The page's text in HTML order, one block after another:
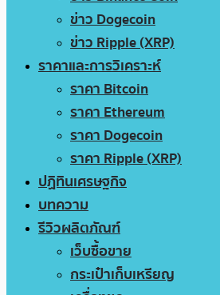
ข่าว Dogecoin
ข่าว Ripple (XRP)
ราคาและการวิเคราะห์
ราคา Bitcoin
ราคา Ethereum
ราคา Dogecoin
ราคา Ripple (XRP)
ปฏิทินเศรษฐกิจ
บทความ
รีวิวผลิตภัณฑ์
เว็บซื้อขาย
กระเป๋าเก็บเหรียญ